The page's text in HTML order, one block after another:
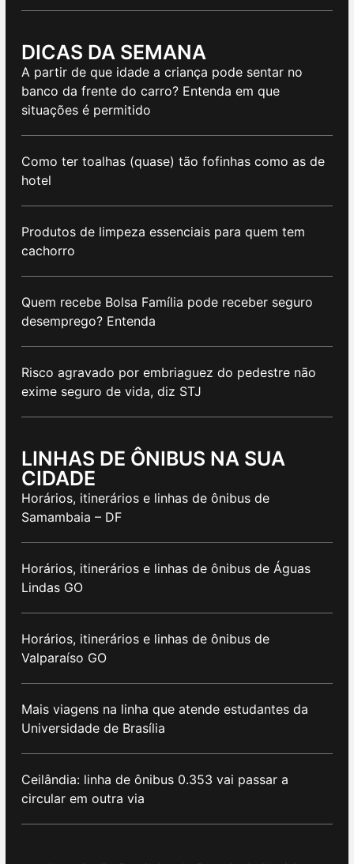
DICAS DA SEMANA
A partir de que idade a criança pode sentar no
banco da frente do carro? Entenda em que
situações é permitido
Como ter toalhas (quase) tão fofinhas como as de
hotel
Produtos de limpeza essenciais para quem tem
cachorro
Quem recebe Bolsa Família pode receber seguro
desemprego? Entenda
Risco agravado por embriaguez do pedestre não
exime seguro de vida, diz STJ
LINHAS DE ÔNIBUS NA SUA
CIDADE
Horários, itinerários e linhas de ônibus de
Samambaia – DF
Horários, itinerários e linhas de ônibus de Águas
Lindas GO
Horários, itinerários e linhas de ônibus de
Valparaíso GO
Mais viagens na linha que atende estudantes da
Universidade de Brasília
Ceilândia: linha de ônibus 0.353 vai passar a
circular em outra via